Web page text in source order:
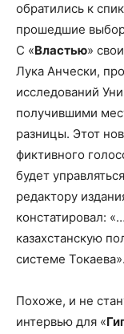
обратились к
прошедшие
С «Властью»
Лука Анчески,
исследований
получившими
разницы. Этот
фиктивного
будет
редактору
констатировал:
казахстанскую
системе Токаева».
Похоже, и не
интервью для «